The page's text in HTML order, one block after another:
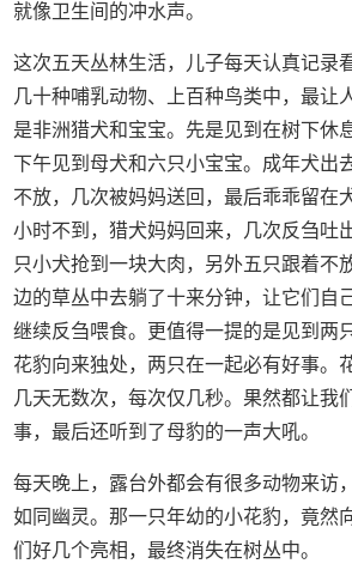
就像卫生间的冲水声。
这次五天丛林生活，儿子每天认真记录
几十种哺乳动物、上百种鸟类中，最让
是非洲猎犬和宝宝。先是见到在树下休
下午见到母犬和六只小宝宝。成年犬出
不放，几次被妈妈送回，最后乖乖留在
小时不到，猎犬妈妈回来，几次反刍吐
只小犬抢到一块大肉，另外五只跟着不
边的草丛中去躺了十来分钟，让它们自
继续反刍喂食。更值得一提的是见到两
花豹向来独处，两只在一起必有好事。
几天无数次，每次仅几秒。果然都让我
事，最后还听到了母豹的一声大吼。
每天晚上，露台外都会有很多动物来访
如同幽灵。那一只年幼的小花豹，竟然
们好几个亮相，最终消失在树丛中。